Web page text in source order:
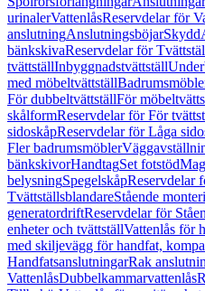
urinalerVattenlåsReservdelar för
anslutningAnslutningsböjarSkydd
bänkskivaReservdelar för
tvättställInbyggnadstvättställ
med möbeltvättställ
För dubbeltvättställFör
skålformReservdelar för För
sidoskåpReservdelar för Låga
Fler badrumsmöbler
bänkskivorHandtagSet fotstöd
belysningSpegelskåpReservdelar
TvättställsblandareStående
generatordriftReservdelar för
enheter och tvättställVattenlås för
med skiljevägg för handfat,
HandfatsanslutningarRak
VattenlåsDubbelkammarvattenlås